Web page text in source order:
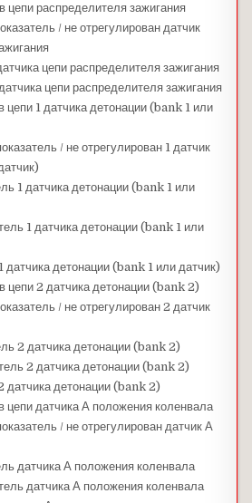
распределителя зажигания
/ не отрегулирован датчик
цепи распределителя зажигания
цепи распределителя зажигания
1 датчика детонации (bank 1 или
/ не отрегулирован 1 датчик
1 датчика детонации (bank 1 или
1 датчика детонации (bank 1 или
детонации (bank 1 или датчик)
цепи 2 датчика детонации (bank 2)
/ не отрегулирован 2 датчик
2 датчика детонации (bank 2)
2 датчика детонации (bank 2)
датчика детонации (bank 2)
цепи датчика А положения коленвала
/ не отрегулирован датчик А
датчика А положения коленвала
датчика А положения коленвала